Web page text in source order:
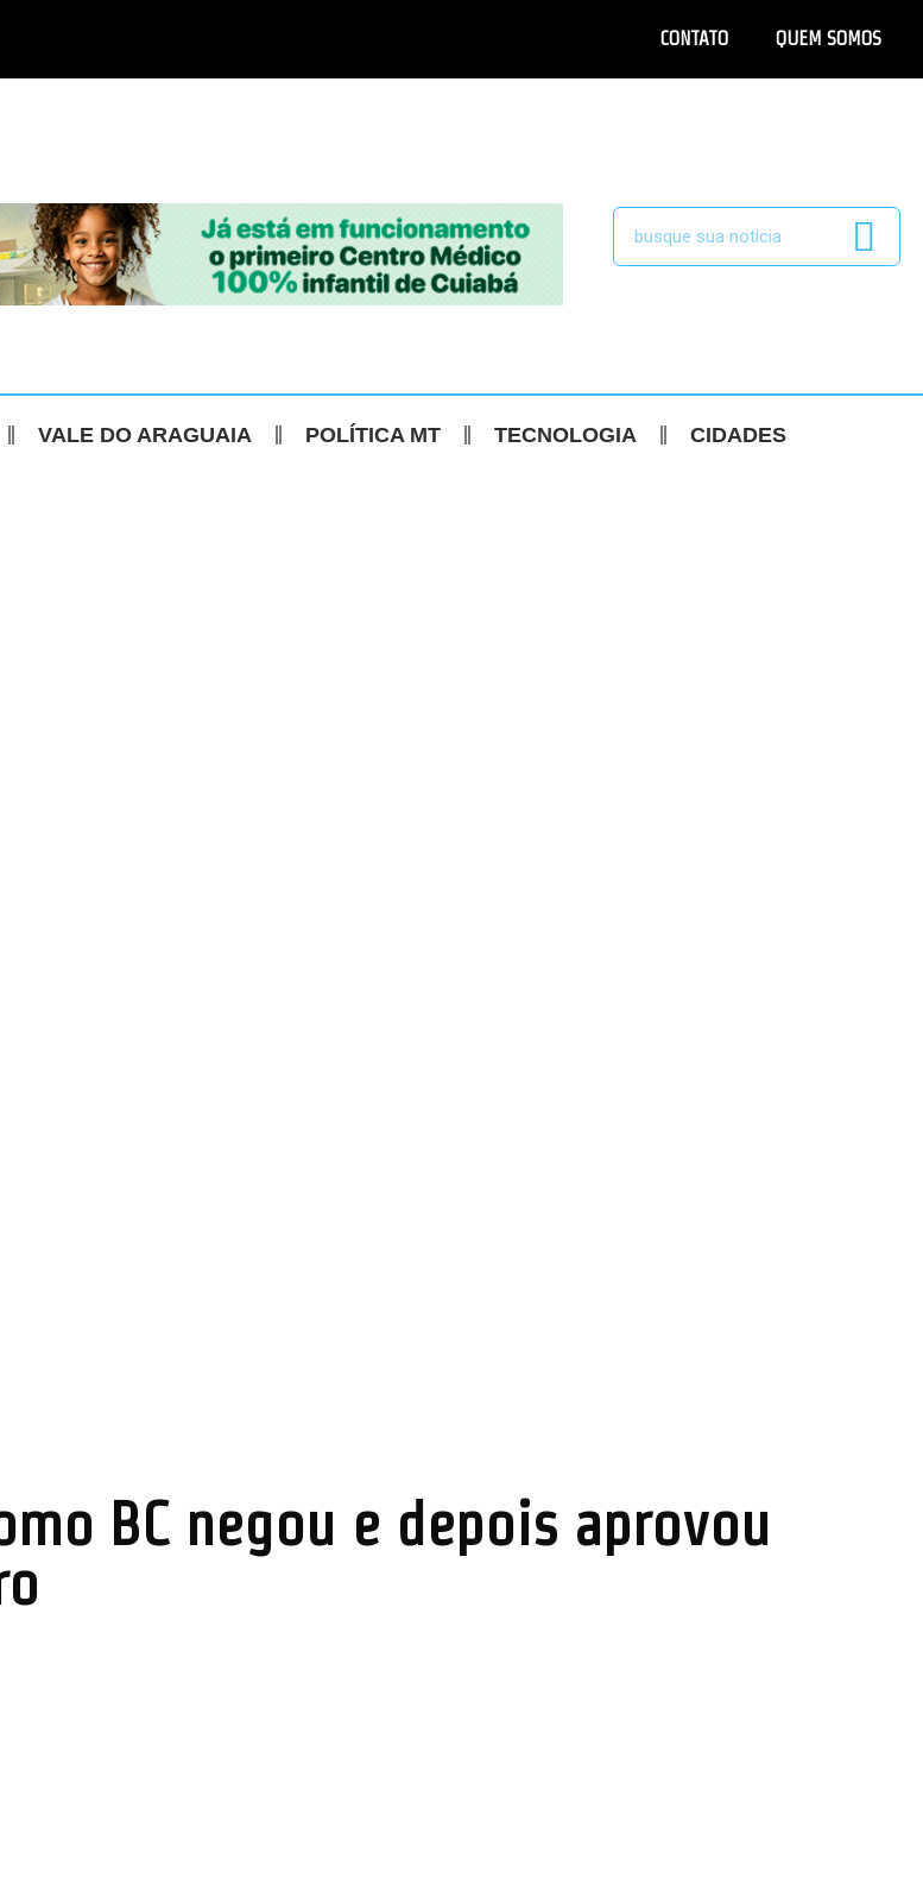
CONTATO QUEM SOMOS
VALE DO ARAGUAIA POLÍTICA MT TECNOLOGIA CIDADES
BC negou e depois aprovou